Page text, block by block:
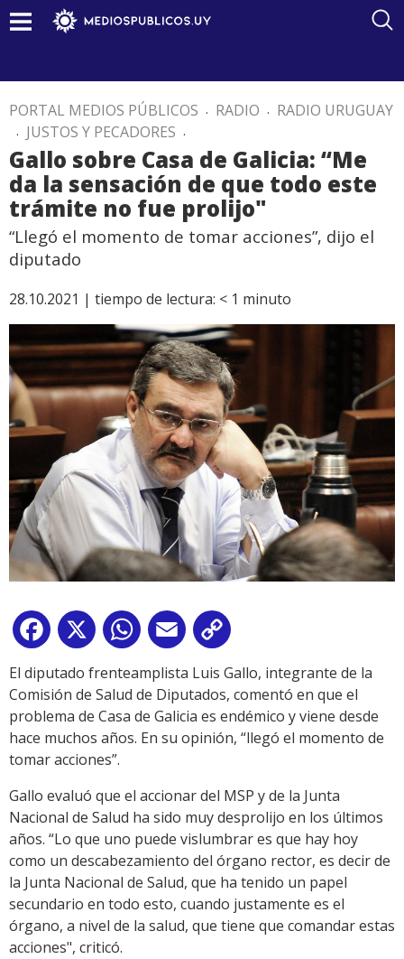
PORTAL MEDIOS PÚBLICOS . RADIO . RADIO URUGUAY
. JUSTOS Y PECADORES .
Gallo sobre Casa de Galicia: “Me
da la sensación de que todo este
trámite no fue prolijo"
“Llegó el momento de tomar acciones”, dijo el
diputado
28.10.2021 | tiempo de lectura: < 1 minuto
Facebook
X WhatsApp
Email
Link
El diputado frenteamplista Luis Gallo, integrante de la
Comisión de Salud de Diputados, comentó en que el
problema de Casa de Galicia es endémico y viene desde
hace muchos años. En su opinión, “llegó el momento de
tomar acciones”.
Gallo evaluó que el accionar del MSP y de la Junta
Nacional de Salud ha sido muy desprolijo en los últimos
años. “Lo que uno puede vislumbrar es que hay hoy
como un descabezamiento del órgano rector, es decir de
la Junta Nacional de Salud, que ha tenido un papel
secundario en todo esto, cuando justamente es el
órgano, a nivel de la salud, que tiene que comandar estas
acciones", criticó.